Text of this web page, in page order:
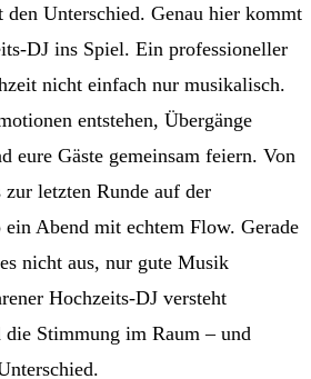
den Unterschied. Genau hier kommt
DJ ins Spiel. Ein professioneller
nicht einfach nur musikalisch.
entstehen, Übergänge
eure Gäste gemeinsam feiern. Von
letzten Runde auf der
ein Abend mit echtem Flow. Gerade
nicht aus, nur gute Musik
Hochzeits-DJ versteht
Stimmung im Raum – und